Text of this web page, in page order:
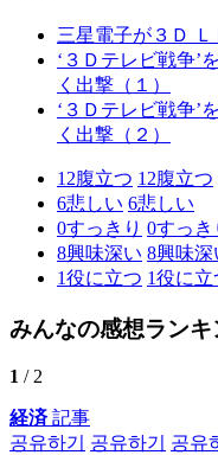
三星電子が３Ｄ
‘３Ｄテレビ戦争’
く出撃（１）
‘３Ｄテレビ戦争’
く出撃（２）
12腹立つ 12腹立つ
6悲しい 6悲しい
0すっきり 0すっき
8興味深い 8興味深
1役に立つ 1役に立
みんなの感想ランキ
1 / 2
経済記事
공유하기
공유하기 공유